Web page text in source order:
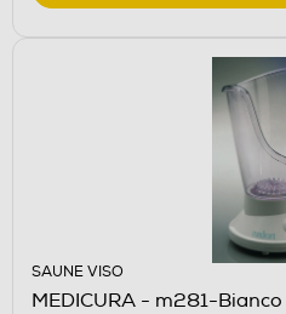
SAUNE VISO
MEDICURA - m281-Bianco